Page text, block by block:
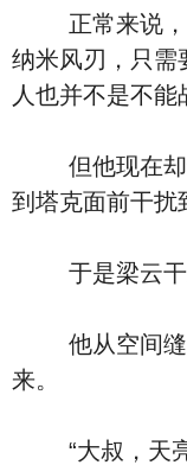
正常来说，
纳米风刃，只需
人也并不是不能
但他现在却
到塔克面前干扰
于是梁云干
他从空间缝
来。
“大叔，天亮